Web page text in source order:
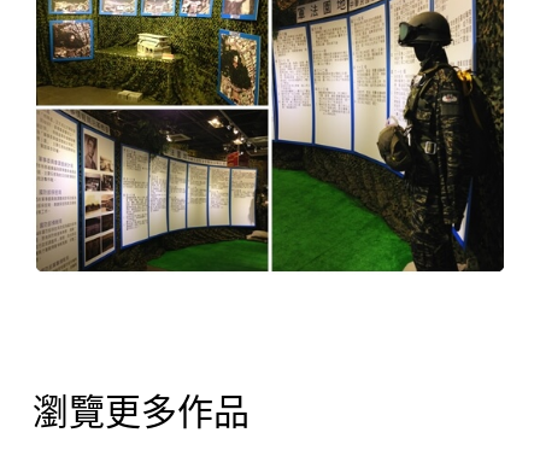
瀏覽更多作品